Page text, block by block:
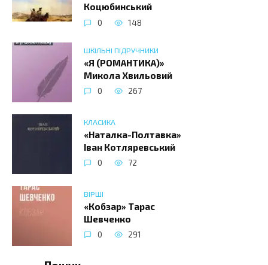
Коцюбинський
0 148
ШКІЛЬНІ ПІДРУЧНИКИ
«Я (РОМАНТИКА)»
Микола Хвильовий
0 267
КЛАСИКА
«Наталка-Полтавка»
Іван Котляревський
0 72
ВІРШІ
«Кобзар» Тарас
Шевченко
0 291